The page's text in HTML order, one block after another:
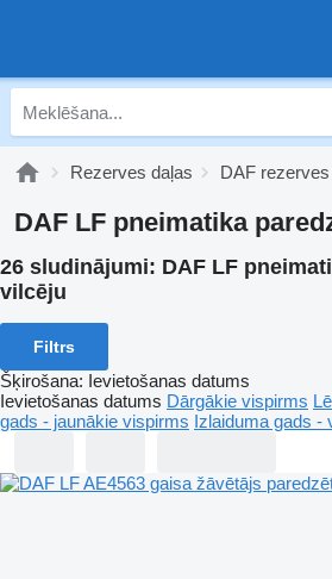
Rezerves daļas DAF
DAF LF pneimatika
26 sludinājumi: DAF LF
vilcēju
Filtrs
Šķirošana: Ievietošanas datums
Ievietošanas datums Dārgākie vispirms
gads - jaunākie vispirms Izlaiduma gads -